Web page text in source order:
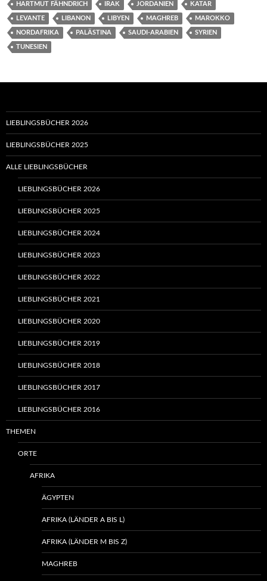
HARTMUT FÄHNDRICH IRAK JORDANIEN KATAR
LEVANTE LIBANON LIBYEN MAGHREB MAROKKO
NORDAFRIKA PALÄSTINA SAUDI-ARABIEN SYRIEN
TUNESIEN
LIEBLINGSBÜCHER 2026
LIEBLINGSBÜCHER 2025
ALLE LIEBLINGSBÜCHER
LIEBLINGSBÜCHER 2026
LIEBLINGSBÜCHER 2025
LIEBLINGSBÜCHER 2024
LIEBLINGSBÜCHER 2023
LIEBLINGSBÜCHER 2022
LIEBLINGSBÜCHER 2021
LIEBLINGSBÜCHER 2020
LIEBLINGSBÜCHER 2019
LIEBLINGSBÜCHER 2018
LIEBLINGSBÜCHER 2017
LIEBLINGSBÜCHER 2016
THEMEN
ORTE
AFRIKA
ÄGYPTEN
AFRIKA (LÄNDER A BIS L)
AFRIKA (LÄNDER M BIS Z)
MAGHREB